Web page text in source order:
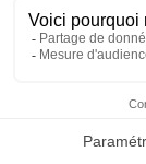
Faire-
Cérémonie
38300